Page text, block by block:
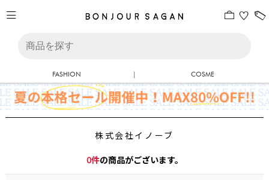
FASHION | COSME
株式会社イノーブ
0件の商品がございます。